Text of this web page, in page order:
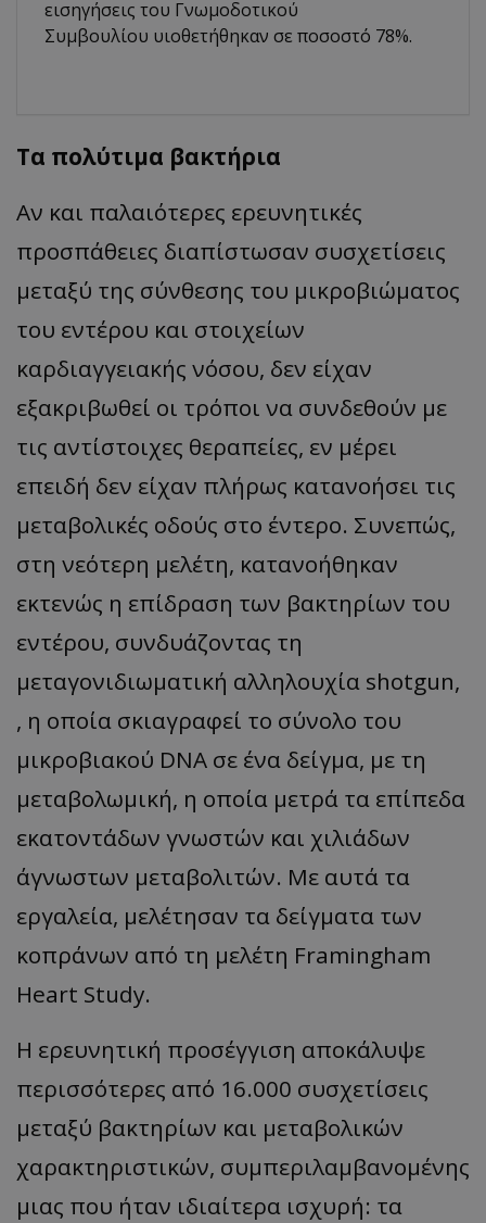
εισηγήσεις του Γνωμοδοτικού
Συμβουλίου υιοθετήθηκαν σε ποσοστό 78%.
Τα πολύτιμα βακτήρια
Αν και παλαιότερες ερευνητικές
προσπάθειες διαπίστωσαν συσχετίσεις
μεταξύ της σύνθεσης του μικροβιώματος
του εντέρου και στοιχείων
καρδιαγγειακής νόσου, δεν είχαν
εξακριβωθεί οι τρόποι να συνδεθούν με
τις αντίστοιχες θεραπείες, εν μέρει
επειδή δεν είχαν πλήρως κατανοήσει τις
μεταβολικές οδούς στο έντερο. Συνεπώς,
στη νεότερη μελέτη, κατανοήθηκαν
εκτενώς η επίδραση των βακτηρίων του
εντέρου, συνδυάζοντας τη
μεταγονιδιωματική αλληλουχία shotgun,
, η οποία σκιαγραφεί το σύνολο του
μικροβιακού DNA σε ένα δείγμα, με τη
μεταβολωμική, η οποία μετρά τα επίπεδα
εκατοντάδων γνωστών και χιλιάδων
άγνωστων μεταβολιτών. Με αυτά τα
εργαλεία, μελέτησαν τα δείγματα των
κοπράνων από τη μελέτη Framingham
Heart Study.
Η ερευνητική προσέγγιση αποκάλυψε
περισσότερες από 16.000 συσχετίσεις
μεταξύ βακτηρίων και μεταβολικών
χαρακτηριστικών, συμπεριλαμβανομένης
μιας που ήταν ιδιαίτερα ισχυρή: τα